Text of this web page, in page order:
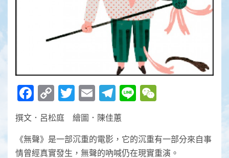
Facebook
Copy
Link
Twitter
EmailTelegram
Line
撰文．呂松庭 繪圖．陳佳蕙
《無聲》是一部沉重的電影，它的沉重有一部分來自事
情曾經真實發生，無聲的吶喊仍在現實重演。